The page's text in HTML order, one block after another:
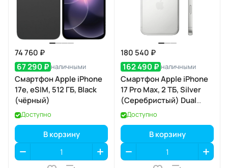
74 760 ₽
67 290 ₽ наличными
Смартфон Apple iPhone
17e, eSIM, 512 ГБ, Black
(чёрный)
Доступно
В корзину
180 540 ₽
162 490 ₽ наличными
Смартфон Apple iPhone
17 Pro Max, 2 ТБ, Silver
(Серебристый) Dual
eSIM
Доступно
В корзину